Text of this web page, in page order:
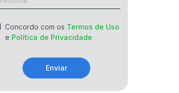
Concordo com os Termos de Uso
e Política de Privacidade
Enviar